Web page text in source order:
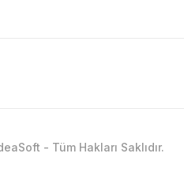
- Tüm Hakları Saklıdır.